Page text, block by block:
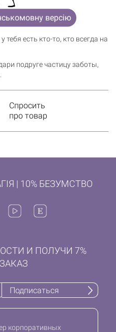
держится на смехе,
всегда приходят вовремя.
подмигивающие,
есть кто-то, кто всегда на
подруге частицу заботы,
Спросить
про товар
| 10% БЕЗУМСТВО
И ПОЛУЧИ 7%
Подписаться
корпоративных
версію